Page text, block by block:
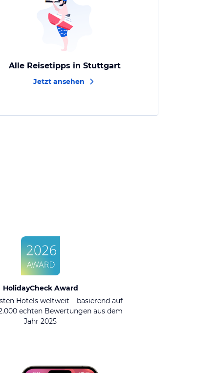
Alle Reisetipps in Stuttgart
Jetzt ansehen
HolidayCheck Award
Hotels weltweit – basierend auf
echten Bewertungen aus dem
Jahr 2025